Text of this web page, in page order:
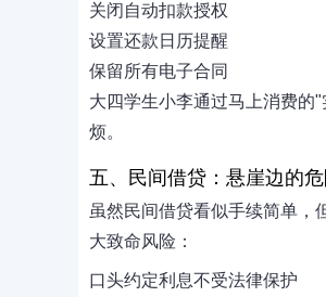
关闭自动扣款授权
设置还款日历提醒
保留所有电子合同
大四学生小李通过马上消费的
烦。
五、民间借贷：悬崖边的
虽然民间借贷看似手续简单，
大致命风险：
口头约定利息不受法律保护